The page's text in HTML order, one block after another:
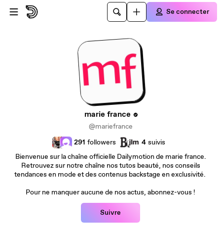
Passer au contenu principal
Se connecter
marie france
@mariefrance
291 followers 4 suivis
Bienvenue sur la chaîne officielle Dailymotion de marie france.
Retrouvez sur notre chaîne nos tutos beauté, nos conseils
tendances en mode et des contenus backstage en exclusivité.
Pour ne manquer aucune de nos actus, abonnez-vous !
Suivre